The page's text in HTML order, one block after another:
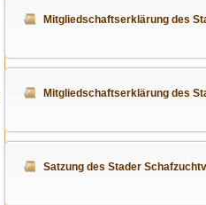
Mitgliedschaftserklärung des
Mitgliedschaftserklärung des
Satzung des Stader